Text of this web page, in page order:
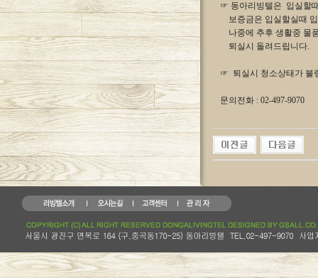
☞ 동아리빙텔은 입실할
보증금은 입실할실때
나중에 추후 생활중 물
퇴실시 돌려드립니다.
☞ 퇴실시 청소상태가 불
문의전화 : 02-497-9070